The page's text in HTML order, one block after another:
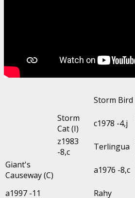
Storm Bird
Storm
Cat (I)
c1978 -4,j
z1983
-8,c
Terlingua
Giant's
Causeway (C)
a1976 -8,c
a1997 -11
Rahy